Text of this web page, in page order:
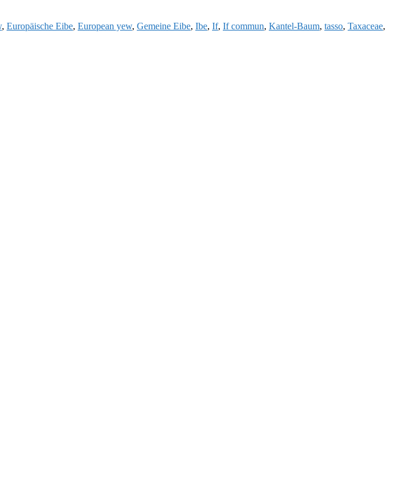
, Europäische Eibe, European yew, Gemeine Eibe, Ibe, If, If commun, Kantel-Baum, tasso, Taxaceae,